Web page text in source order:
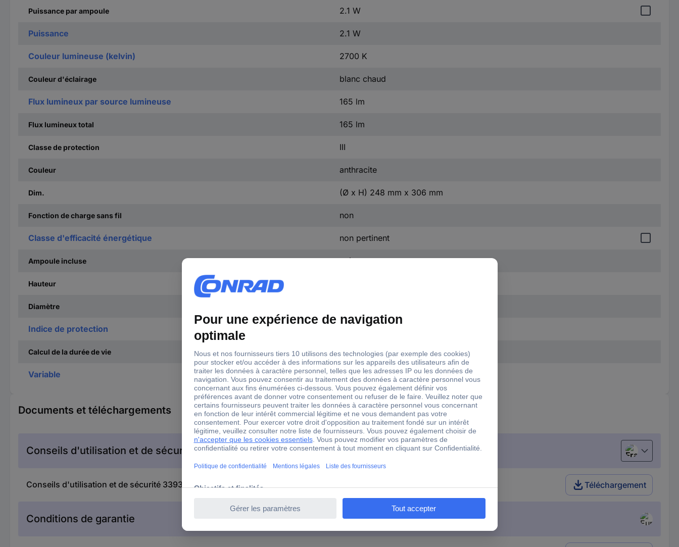
Puissance par ampoule 2.1 W
Puissance 2.1 W
Couleur lumineuse (kelvin) 2700 K
Couleur d'éclairage blanc chaud
Flux lumineux par source lumineuse 165 lm
Flux lumineux total 165 lm
Classe de protection III
Couleur anthracite
Dim. (Ø x H) 248 mm x 306 mm
Fonction de charge sans fil non
Classe d'efficacité énergétique non pertinent
Ampoule incluse oui
Hauteur
Diamètre
Indice de protection
Calcul de la durée de vie 30000 h
Variable oui
Documents et téléchargements
Conseils d'utilisation et de sécurité Français
Conseils d'utilisation et de sécurité 3393688 Paulmann Soala 94612 Lampe de table solaire LED 2.1 W anthracite Téléchargement
Conditions de garantie